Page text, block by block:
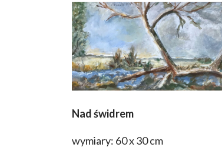
Nad świdrem
wymiary: 60 x 30 cm